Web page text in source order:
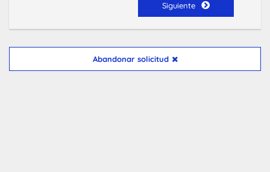
Siguiente
Abandonar solicitud